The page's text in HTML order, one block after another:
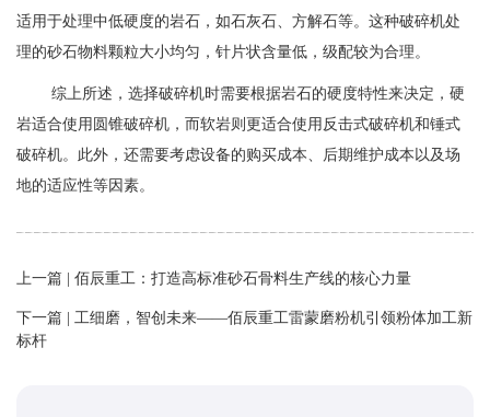
适用于处理中低硬度的岩石，‌如石灰石、‌方解石等。‌这种破碎机处
理的砂石物料颗粒大小均匀，‌针片状含量低，‌级配较为合理。
综上所述，‌选择破碎机时需要根据岩石的硬度特性来决定，‌硬
岩适合使用圆锥破碎机，‌而软岩则更适合使用反击式破碎机和锤式
破碎机。‌此外，‌还需要考虑设备的购买成本、‌后期维护成本以及场
地的适应性等因素。
上一篇 | 佰辰重工：打造高标准砂石骨料生产线的核心力量
下一篇 | 工细磨，智创未来——佰辰重工雷蒙磨粉机引领粉体加工新
标杆